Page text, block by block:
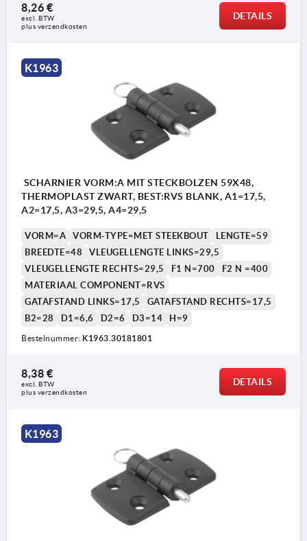
Vorm C: met bout/kop- en splitpennen
8,26 €
excl. BTW
plus verzendkosten
DETAILS
K1963
SCHARNIER VORM:A MIT STECKBOLZEN 59X48,
THERMOPLAST ZWART, BEST:RVS BLANK, A1=17,5,
A2=17,5, A3=29,5, A4=29,5
VORM=A VORM-TYPE=MET STEEKBOUT
LENGTE=59
BREEDTE=48
VLEUGELLENGTE LINKS=29,5
VLEUGELLENGTE RECHTS=29,5
F1 N=700
F2 N =400
MATERIAAL COMPONENT=RVS
GATAFSTAND LINKS=17,5
GATAFSTAND RECHTS=17,5
B2=28
D1=6,6 D2=6 D3=14 H=9
Bestelnummer: K1963.30181801
8,38 €
excl. BTW
plus verzendkosten
DETAILS
K1963